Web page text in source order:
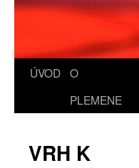
ÚVOD O
PLEMENE
VRH K